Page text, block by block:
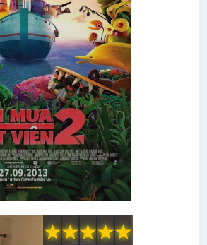
★
★
★
★
★